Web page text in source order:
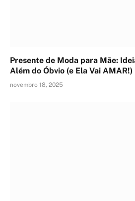
Presente de Moda para Mãe:
Além do Óbvio (e Ela Vai AMAR!)
novembro 18, 2025